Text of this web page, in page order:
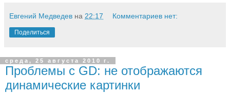
Евгений Медведев на 22:17 Комментариев нет:
Поделиться
среда, 25 августа 2010 г.
Проблемы с GD: не отображаются
динамические картинки